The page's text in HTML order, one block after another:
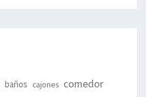
baños cajones comedor